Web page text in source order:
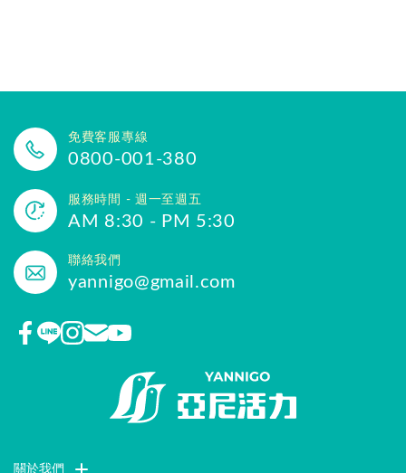
免費客服專線
0800-001-380
服務時間 - 週一至週五
AM 8:30 - PM 5:30
聯絡我們
yannigo@gmail.com
關於我們